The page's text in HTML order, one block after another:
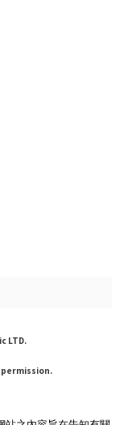
LTD.